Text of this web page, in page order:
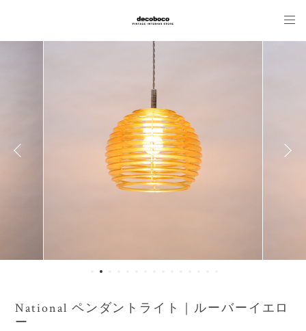
National ペンダントライト｜ルーバーイエロ
ー